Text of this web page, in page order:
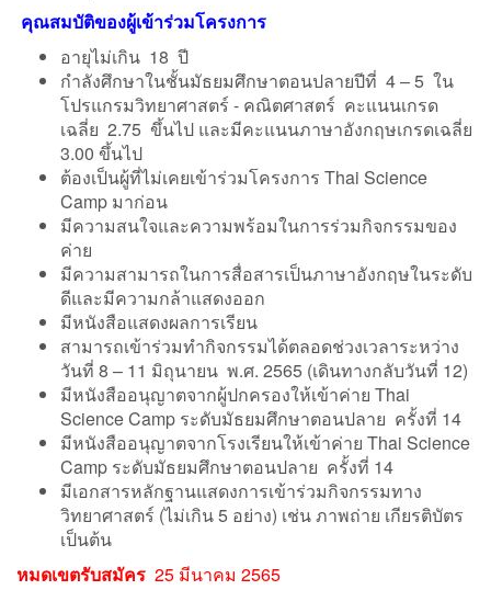
คุณสมบัติของผู้เข้าร่วมโครงการ
อายุไม่เกิน 18 ปี
กำลังศึกษาในชั้นมัธยมศึกษาตอนปลายปีที่ 4 – 5 ใน
โปรแกรมวิทยาศาสตร์ - คณิตศาสตร์ คะแนนเกรด
เฉลี่ย 2.75 ขึ้นไป และมีคะแนนภาษาอังกฤษเกรดเฉลี่ย
3.00 ขึ้นไป
ต้องเป็นผู้ที่ไม่เคยเข้าร่วมโครงการ Thai Science
Camp มาก่อน
มีความสนใจและความพร้อมในการร่วมกิจกรรมของ
ค่าย
มีความสามารถในการสื่อสารเป็นภาษาอังกฤษในระดับ
ดีและมีความกล้าแสดงออก
มีหนังสือแสดงผลการเรียน
สามารถเข้าร่วมทำกิจกรรมได้ตลอดช่วงเวลาระหว่าง
วันที่ 8 – 11 มิถุนายน พ.ศ. 2565 (เดินทางกลับวันที่ 12)
มีหนังสืออนุญาตจากผู้ปกครองให้เข้าค่าย Thai
Science Camp ระดับมัธยมศึกษาตอนปลาย ครั้งที่ 14
มีหนังสืออนุญาตจากโรงเรียนให้เข้าค่าย Thai Science
Camp ระดับมัธยมศึกษาตอนปลาย ครั้งที่ 14
มีเอกสารหลักฐานแสดงการเข้าร่วมกิจกรรมทาง
วิทยาศาสตร์ (ไม่เกิน 5 อย่าง) เช่น ภาพถ่าย เกียรติบัตร
เป็นต้น
หมดเขตรับสมัคร 25 มีนาคม 2565